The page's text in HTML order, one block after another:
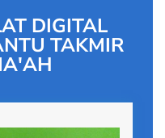
DIGITAL
TAKMIR